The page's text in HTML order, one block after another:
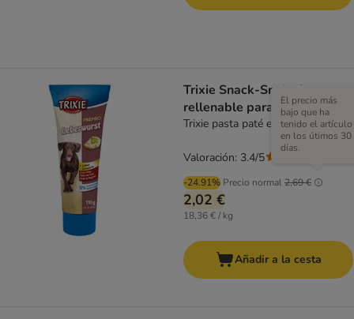
Trixie Snack-Snake juguete
rellenable para perros
Trixie pasta paté en tubo (110 g)
-24.91% Precio normal2,69 €
El precio más
bajo que ha
tenido el artículo
en los útimos 30
días.
2,02 €
18,36 € / kg
Valoración: 3.4/5
Añadir a la cesta